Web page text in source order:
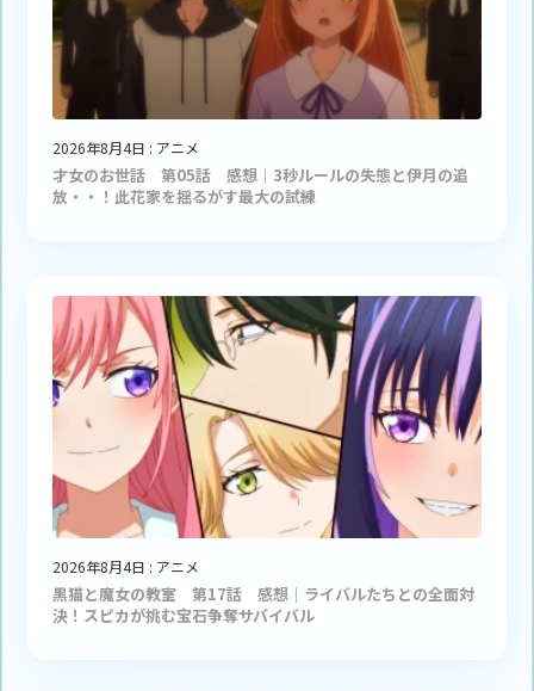
2026年8月4日 : アニメ
才女のお世話 第05話 感想｜3秒ルールの失態と伊月の追
放・・！此花家を揺るがす最大の試練
2026年8月4日 : アニメ
黒猫と魔女の教室 第17話 感想｜ライバルたちとの全面対
決！スピカが挑む宝石争奪サバイバル